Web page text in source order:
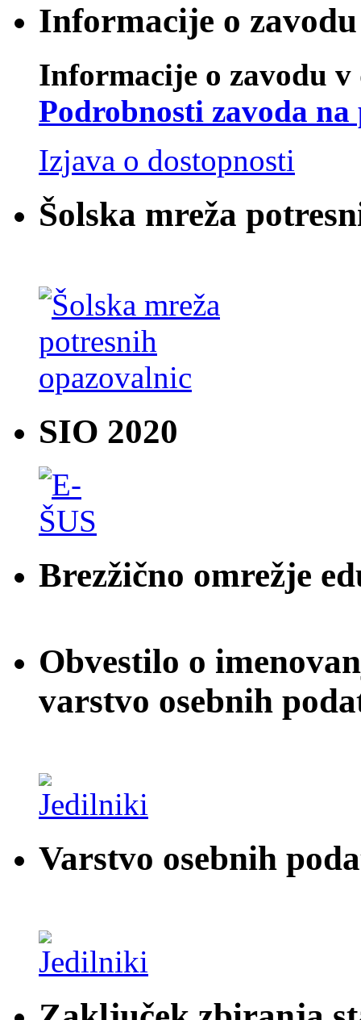
Informacije o
Informacije o zavodu
Podrobnosti zavoda
Izjava o dostopnosti
Šolska mreža
SIO 2020
Brezžično omrežje
Obvestilo o
varstvo osebnih
Varstvo osebnih